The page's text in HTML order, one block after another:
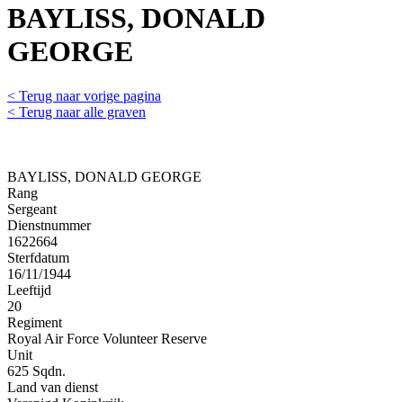
BAYLISS, DONALD
GEORGE
< Terug naar vorige pagina
< Terug naar alle graven
BAYLISS, DONALD GEORGE
Rang
Sergeant
Dienstnummer
1622664
Sterfdatum
16/11/1944
Leeftijd
20
Regiment
Royal Air Force Volunteer Reserve
Unit
625 Sqdn.
Land van dienst